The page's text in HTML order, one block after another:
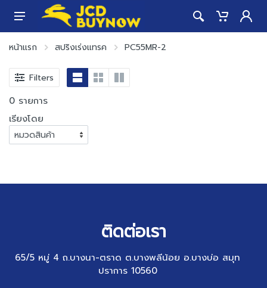
หน้าแรก สปริงเร่งแทรค PC55MR-2
Filters
0 รายการ
เรียงโดย
ติดต่อเรา
65/5 หมู่ 4 ถ.บางนา-ตราด ต.บางพลีน้อย อ.บางบ่อ สมุท
ปราการ 10560